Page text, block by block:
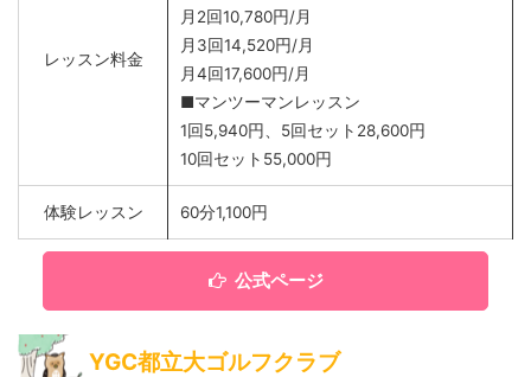
レッスン料金
月2回10,780円/月
月3回14,520円/月
月4回17,600円/月
■マンツーマンレッスン
1回5,940円、5回セット28,600円
10回セット55,000円
体験レッスン 60分1,100円
公式ページ
YGC都立大ゴルフクラブ